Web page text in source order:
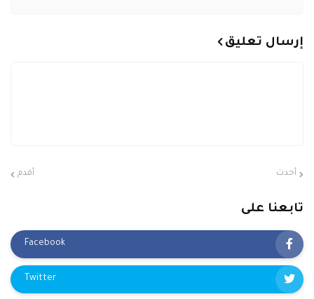
إرسال تعليق
أحدث أقدم
تابعنا على
Facebook
Twitter